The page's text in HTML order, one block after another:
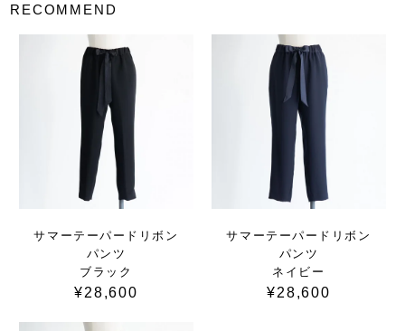
RECOMMEND
サマーテーパードリボン
パンツ
ブラック
¥28,600
サマーテーパードリボン
パンツ
ネイビー
¥28,600